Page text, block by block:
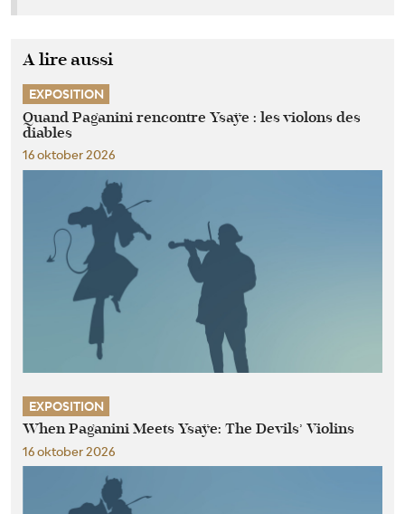
A lire aussi
EXPOSITION
Quand Paganini rencontre Ysaÿe : les violons des
diables
16 oktober 2026
EXPOSITION
When Paganini Meets Ysaÿe: The Devils’ Violins
16 oktober 2026